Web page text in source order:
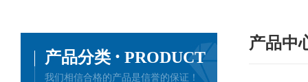
产品中
产品分类 · PRODUCT
我们相信合格的产品是信誉的保证！